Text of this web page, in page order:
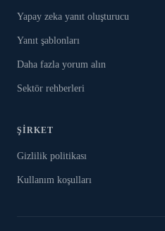
Yapay zeka yanıt oluşturucu
Yanıt şablonları
Daha fazla yorum alın
Sektör rehberleri
ŞIRKET
Gizlilik politikası
Kullanım koşulları